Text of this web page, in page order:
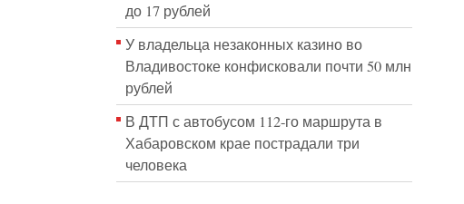
до 17 рублей
У владельца незаконных казино во
Владивостоке конфисковали почти 50 млн
рублей
В ДТП с автобусом 112-го маршрута в
Хабаровском крае пострадали три
человека